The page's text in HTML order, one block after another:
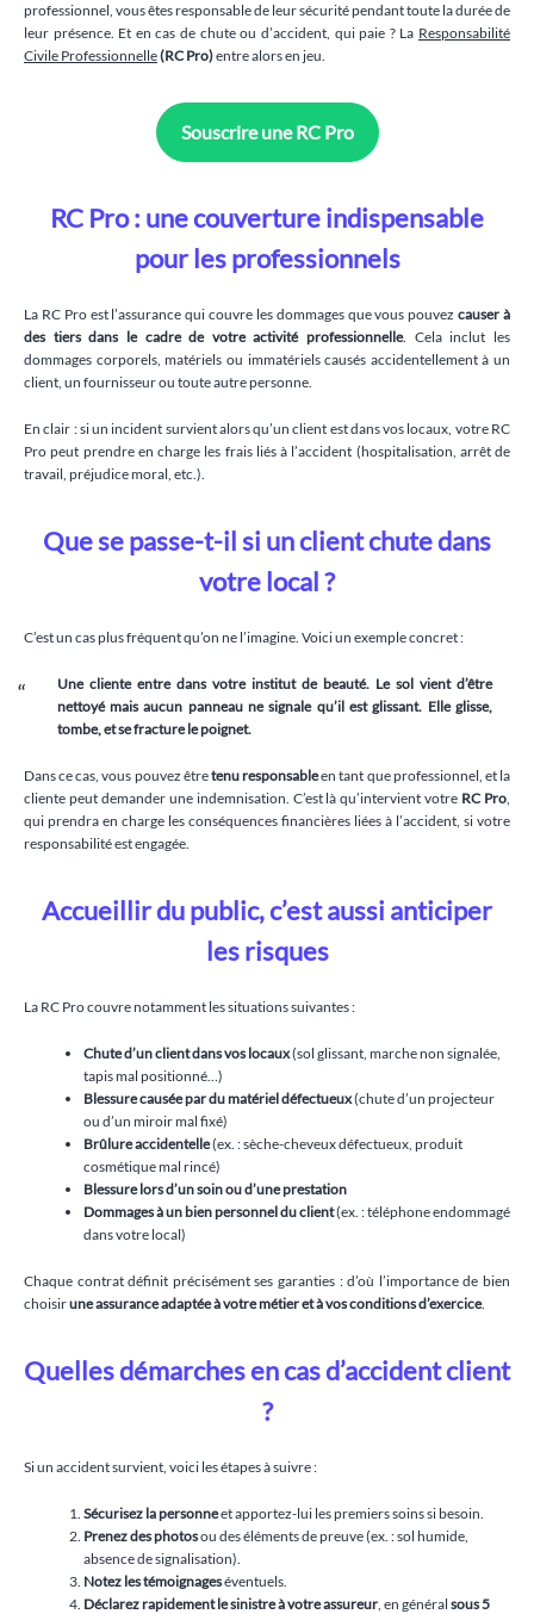
professionnel, vous êtes responsable de leur sécurité pendant toute la durée de
leur présence. Et en cas de chute ou d’accident, qui paie ? La Responsabilité
Civile Professionnelle(RC Pro)entre alors en jeu.
Souscrire une RC Pro
RC Pro : une couverture indispensable
pour les professionnels
La RC Pro est l’assurance qui couvre les dommages que vous pouvezcauser à
des tiers dans le cadre de votre activité professionnelle. Cela inclut les
dommages corporels, matériels ou immatériels causés accidentellement à un
client, un fournisseur ou toute autre personne.
En clair : si un incident survient alors qu’un client est dans vos locaux, votre RC
Pro peut prendre en charge les frais liés à l’accident (hospitalisation, arrêt de
travail, préjudice moral, etc.).
Que se passe-t-il si un client chute dans
votre local ?
C’est un cas plus fréquent qu’on ne l’imagine. Voici un exemple concret :
Une cliente entre dans votre institut de beauté. Le sol vient d’être
nettoyé mais aucun panneau ne signale qu’il est glissant. Elle glisse,
tombe, et se fracture le poignet.
Dans ce cas, vous pouvez êtretenu responsableen tant que professionnel, et la
cliente peut demander une indemnisation. C’est là qu’intervient votre RC Pro,
qui prendra en charge les conséquences financières liées à l’accident, si votre
responsabilité est engagée.
Accueillir du public, c’est aussi anticiper
les risques
La RC Pro couvre notamment les situations suivantes :
Chute d’un client dans vos locaux(sol glissant, marche non signalée,
tapis mal positionné…)
Blessure causée par du matériel défectueux(chute d’un projecteur
ou d’un miroir mal fixé)
Brûlure accidentelle(ex. : sèche-cheveux défectueux, produit
cosmétique mal rincé)
Blessure lors d’un soin ou d’une prestation
Dommages à un bien personnel du client(ex. : téléphone endommagé
dans votre local)
Chaque contrat définit précisément ses garanties : d’où l’importance de bien
choisirune assurance adaptée à votre métier et à vos conditions d’exercice.
Quelles démarches en cas d’accident client
?
Si un accident survient, voici les étapes à suivre :
Sécurisez la personneet apportez-lui les premiers soins si besoin.
Prenez des photosou des éléments de preuve (ex. : sol humide,
absence de signalisation).
Notez les témoignageséventuels.
Déclarez rapidement le sinistre à votre assureur, en général sous 5